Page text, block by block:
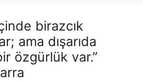
birazcık
ama dışarıda
özgürlük var.”